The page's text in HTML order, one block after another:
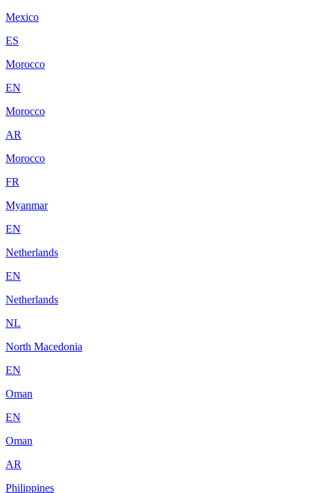
Mexico
ES
Morocco
EN
Morocco
AR
Morocco
FR
Myanmar
EN
Netherlands
EN
Netherlands
NL
North Macedonia
EN
Oman
EN
Oman
AR
Philippines